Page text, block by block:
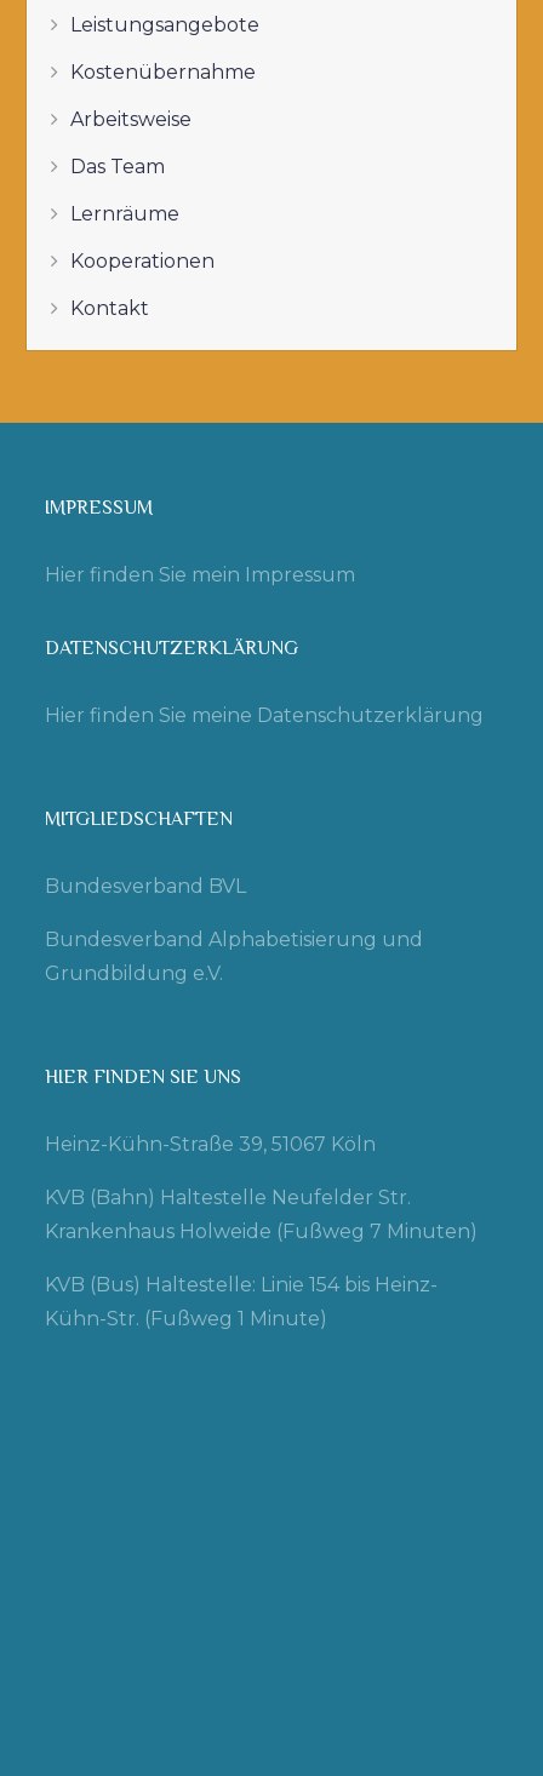
Leistungsangebote
Kostenübernahme
Arbeitsweise
Das Team
Lernräume
Kooperationen
Kontakt
IMPRESSUM
Hier finden Sie mein Impressum
DATENSCHUTZERKLÄRUNG
Hier finden Sie meine Datenschutzerklärung
MITGLIEDSCHAFTEN
Bundesverband BVL
Bundesverband Alphabetisierung und
Grundbildung e.V.
HIER FINDEN SIE UNS
Heinz-Kühn-Straße 39, 51067 Köln
KVB (Bahn) Haltestelle Neufelder Str.
Krankenhaus Holweide (Fußweg 7 Minuten)
KVB (Bus) Haltestelle: Linie 154 bis Heinz-
Kühn-Str. (Fußweg 1 Minute)